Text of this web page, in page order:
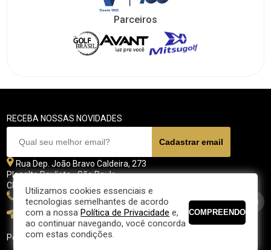
Parceiros
RECEBA NOSSAS NOVIDADES
Rua Dep. João Bravo Caldeira, 273
Planalto Paulista - São Paulo
CEP 04071 - 045
11 5070-4700
fpgolfe@fpgolfe.com.br
Política de privacidade
Utilizamos cookies essenciais e
tecnologias semelhantes de acordo
com a nossaPolítica de Privacidade e,
ao continuar navegando, você concorda
com estas condições.